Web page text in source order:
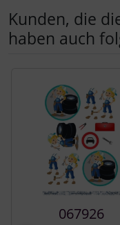
Kunden, die
haben auch
067926